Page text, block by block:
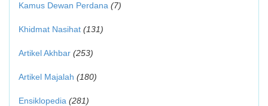
Kamus Dewan Perdana (7)
Khidmat Nasihat (131)
Artikel Akhbar (253)
Artikel Majalah (180)
Ensiklopedia (281)